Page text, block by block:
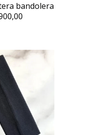
bandolera